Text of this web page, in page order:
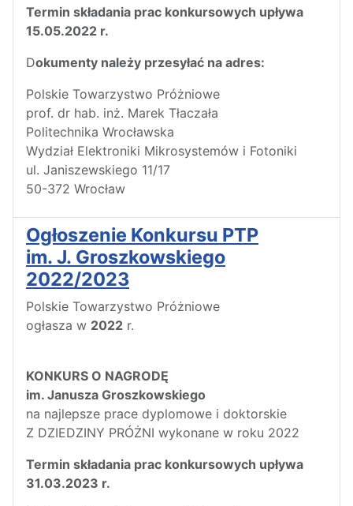
Termin składania prac konkursowych upływa
15.05.2022 r.
Dokumenty należy przesyłać na adres:
Polskie Towarzystwo Próżniowe
prof. dr hab. inż. Marek Tłaczała
Politechnika Wrocławska
Wydział Elektroniki Mikrosystemów i Fotoniki
ul. Janiszewskiego 11/17
50-372 Wrocław
Ogłoszenie Konkursu PTP
im. J. Groszkowskiego
2022/2023
Polskie Towarzystwo Próżniowe
ogłasza w 2022 r.
KONKURS O NAGRODĘ
im. Janusza Groszkowskiego
na najlepsze prace dyplomowe i doktorskie
Z DZIEDZINY PRÓŻNI wykonane w roku 2022
Termin składania prac konkursowych upływa
31.03.2023 r.